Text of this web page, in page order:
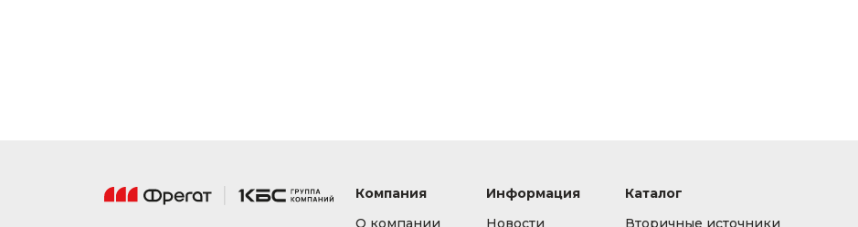
Компания
О компании
Информация
Новости
Каталог
Вторичные источники